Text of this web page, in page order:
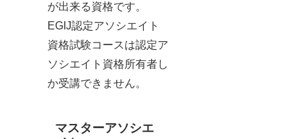
が出来る資格です。
EGIJ認定アソシエイト
資格試験コースは認定ア
ソシエイト資格所有者し
か受講できません。
マスターアソシエ